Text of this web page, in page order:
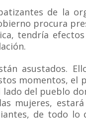
de la
procura
tendría
asustados.
momentos, el
del pueblo
mujeres,
de todo lo